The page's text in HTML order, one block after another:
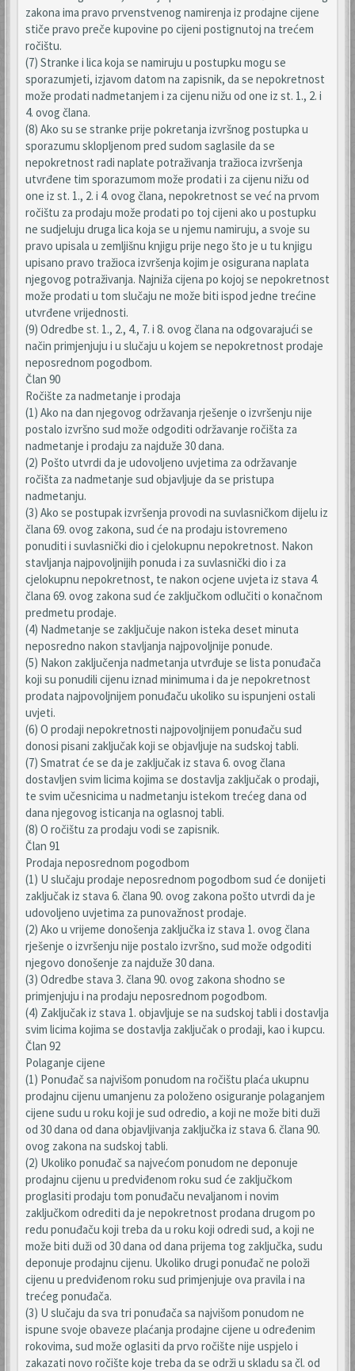
zakona ima pravo prvenstvenog namirenja iz prodajne cijene
stiče pravo preče kupovine po cijeni postignutoj na trećem
ročištu.
(7) Stranke i lica koja se namiruju u postupku mogu se
sporazumjeti, izjavom datom na zapisnik, da se nepokretnost
može prodati nadmetanjem i za cijenu nižu od one iz st. 1., 2. i
4. ovog člana.
(8) Ako su se stranke prije pokretanja izvršnog postupka u
sporazumu sklopljenom pred sudom saglasile da se
nepokretnost radi naplate potraživanja tražioca izvršenja
utvrđene tim sporazumom može prodati i za cijenu nižu od
one iz st. 1., 2. i 4. ovog člana, nepokretnost se već na prvom
ročištu za prodaju može prodati po toj cijeni ako u postupku
ne sudjeluju druga lica koja se u njemu namiruju, a svoje su
pravo upisala u zemljišnu knjigu prije nego što je u tu knjigu
upisano pravo tražioca izvršenja kojim je osigurana naplata
njegovog potraživanja. Najniža cijena po kojoj se nepokretnost
može prodati u tom slučaju ne može biti ispod jedne trećine
utvrđene vrijednosti.
(9) Odredbe st. 1., 2., 4., 7. i 8. ovog člana na odgovarajući se
način primjenjuju i u slučaju u kojem se nepokretnost prodaje
neposrednom pogodbom.
Član 90
Ročište za nadmetanje i prodaja
(1) Ako na dan njegovog održavanja rješenje o izvršenju nije
postalo izvršno sud može odgoditi održavanje ročišta za
nadmetanje i prodaju za najduže 30 dana.
(2) Pošto utvrdi da je udovoljeno uvjetima za održavanje
ročišta za nadmetanje sud objavljuje da se pristupa
nadmetanju.
(3) Ako se postupak izvršenja provodi na suvlasničkom dijelu iz
člana 69. ovog zakona, sud će na prodaju istovremeno
ponuditi i suvlasnički dio i cjelokupnu nepokretnost. Nakon
stavljanja najpovoljnijih ponuda i za suvlasnički dio i za
cjelokupnu nepokretnost, te nakon ocjene uvjeta iz stava 4.
člana 69. ovog zakona sud će zaključkom odlučiti o konačnom
predmetu prodaje.
(4) Nadmetanje se zaključuje nakon isteka deset minuta
neposredno nakon stavljanja najpovoljnije ponude.
(5) Nakon zaključenja nadmetanja utvrđuje se lista ponuđača
koji su ponudili cijenu iznad minimuma i da je nepokretnost
prodata najpovoljnijem ponuđaču ukoliko su ispunjeni ostali
uvjeti.
(6) O prodaji nepokretnosti najpovoljnijem ponuđaču sud
donosi pisani zaključak koji se objavljuje na sudskoj tabli.
(7) Smatrat će se da je zaključak iz stava 6. ovog člana
dostavljen svim licima kojima se dostavlja zaključak o prodaji,
te svim učesnicima u nadmetanju istekom trećeg dana od
dana njegovog isticanja na oglasnoj tabli.
(8) O ročištu za prodaju vodi se zapisnik.
Član 91
Prodaja neposrednom pogodbom
(1) U slučaju prodaje neposrednom pogodbom sud će donijeti
zaključak iz stava 6. člana 90. ovog zakona pošto utvrdi da je
udovoljeno uvjetima za punovažnost prodaje.
(2) Ako u vrijeme donošenja zaključka iz stava 1. ovog člana
rješenje o izvršenju nije postalo izvršno, sud može odgoditi
njegovo donošenje za najduže 30 dana.
(3) Odredbe stava 3. člana 90. ovog zakona shodno se
primjenjuju i na prodaju neposrednom pogodbom.
(4) Zaključak iz stava 1. objavljuje se na sudskoj tabli i dostavlja
svim licima kojima se dostavlja zaključak o prodaji, kao i kupcu.
Član 92
Polaganje cijene
(1) Ponuđač sa najvišom ponudom na ročištu plaća ukupnu
prodajnu cijenu umanjenu za položeno osiguranje polaganjem
cijene sudu u roku koji je sud odredio, a koji ne može biti duži
od 30 dana od dana objavljivanja zaključka iz stava 6. člana 90.
ovog zakona na sudskoj tabli.
(2) Ukoliko ponuđač sa najvećom ponudom ne deponuje
prodajnu cijenu u predviđenom roku sud će zaključkom
proglasiti prodaju tom ponuđaču nevaljanom i novim
zaključkom odrediti da je nepokretnost prodana drugom po
redu ponuđaču koji treba da u roku koji odredi sud, a koji ne
može biti duži od 30 dana od dana prijema tog zaključka, sudu
deponuje prodajnu cijenu. Ukoliko drugi ponuđač ne položi
cijenu u predviđenom roku sud primjenjuje ova pravila i na
trećeg ponuđača.
(3) U slučaju da sva tri ponuđača sa najvišom ponudom ne
ispune svoje obaveze plaćanja prodajne cijene u određenim
rokovima, sud može oglasiti da prvo ročište nije uspjelo i
zakazati novo ročište koje treba da se održi u skladu sa čl. od